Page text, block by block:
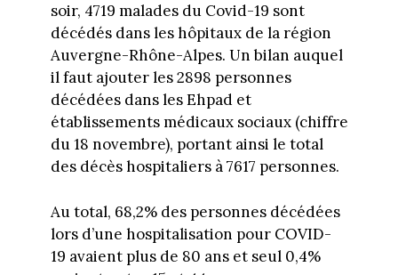
soir, 4719 malades du Covid-19 sont
décédés dans les hôpitaux de la région
Auvergne-Rhône-Alpes. Un bilan auquel
il faut ajouter les 2898 personnes
décédées dans les Ehpad et
établissements médicaux sociaux (chiffre
du 18 novembre), portant ainsi le total
des décès hospitaliers à 7617 personnes.
Au total, 68,2% des personnes décédées
lors d’une hospitalisation pour COVID-
19 avaient plus de 80 ans et seul 0,4%